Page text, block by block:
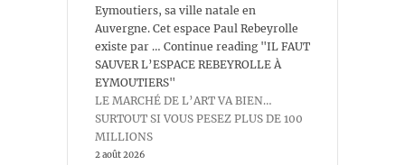
Eymoutiers, sa ville natale en
Auvergne. Cet espace Paul Rebeyrolle
existe par … Continue reading "IL FAUT
SAUVER L’ESPACE REBEYROLLE À
EYMOUTIERS"
LE MARCHÉ DE L’ART VA BIEN…
SURTOUT SI VOUS PESEZ PLUS DE 100
MILLIONS
2 août 2026